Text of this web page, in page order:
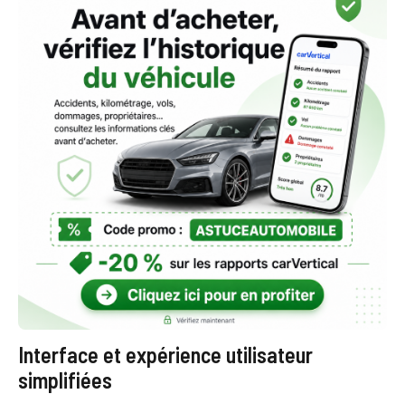
Interface et expérience utilisateur
simplifiées